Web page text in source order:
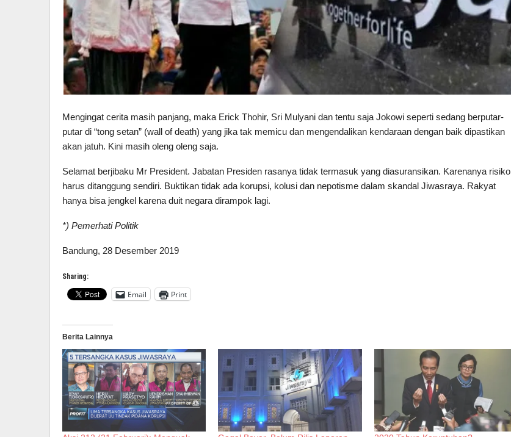
Mengingat cerita masih panjang, maka Erick Thohir, Sri Mulyani dan tentu saja Jokowi seperti sedang berputar-
putar di “tong setan” (wall of death) yang jika tak memicu dan mengendalikan kendaraan dengan baik dipastikan
akan jatuh. Kini masih oleng oleng saja.
Selamat berjibaku Mr President. Jabatan Presiden rasanya tidak termasuk yang diasuransikan. Karenanya risiko
harus ditanggung sendiri. Buktikan tidak ada korupsi, kolusi dan nepotisme dalam skandal Jiwasraya. Rakyat
hanya bisa jengkel karena duit negara dirampok lagi.
*) Pemerhati Politik
Bandung, 28 Desember 2019
Sharing:
Email Print
Berita Lainnya